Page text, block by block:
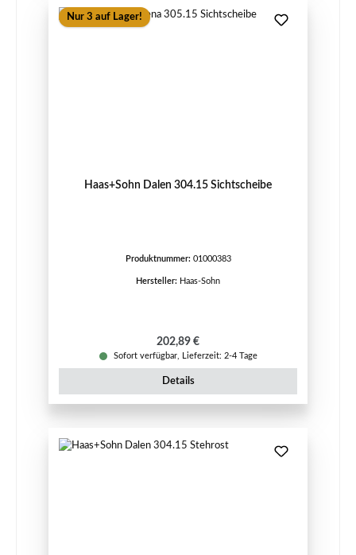
Nur 3 auf Lager!
Haas+Sohn Dalen 304.15 Sichtscheibe
Produktnummer: 01000383
Hersteller: Haas-Sohn
Regulärer Preis:
202,89 €
Sofort verfügbar, Lieferzeit: 2-4 Tage
Details